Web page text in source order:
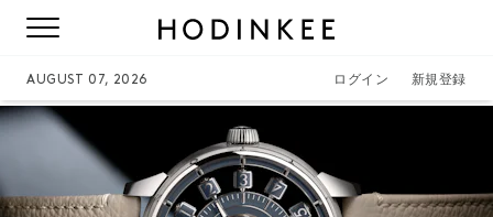
AUGUST 07, 2026 ログイン 新規登録